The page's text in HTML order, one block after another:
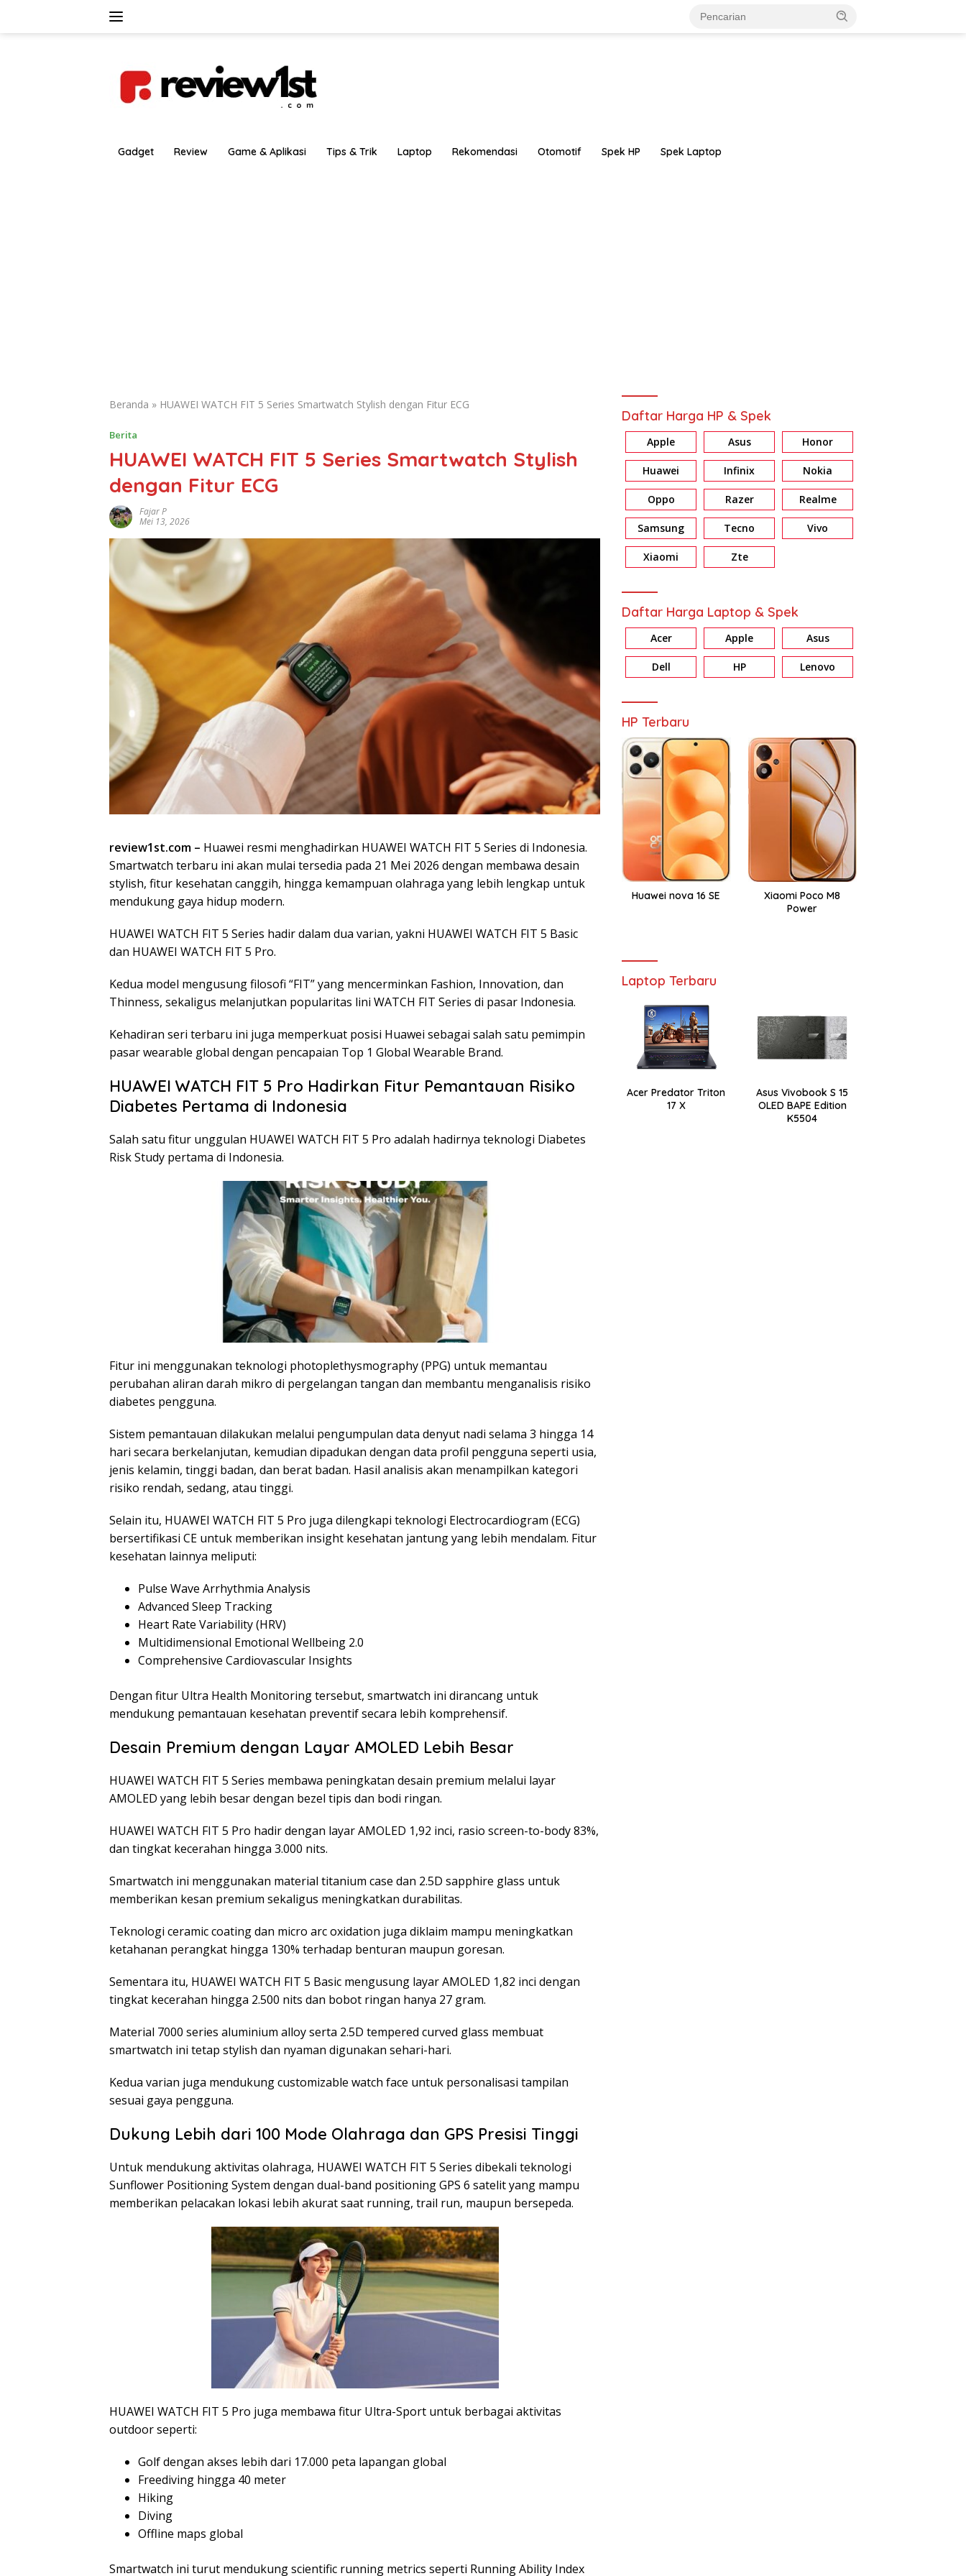
Gadget Review Game & Aplikasi Tips & Trik Laptop Rekomendasi Otomotif Spek HP Spek Laptop
Beranda » HUAWEI WATCH FIT 5 Series Smartwatch Stylish dengan Fitur ECG
Berita
HUAWEI WATCH FIT 5 Series Smartwatch Stylish
dengan Fitur ECG
Fajar P
Mei 13, 2026
review1st.com – Huawei resmi menghadirkan HUAWEI WATCH FIT 5 Series di Indonesia.
Smartwatch terbaru ini akan mulai tersedia pada 21 Mei 2026 dengan membawa desain
stylish, fitur kesehatan canggih, hingga kemampuan olahraga yang lebih lengkap untuk
mendukung gaya hidup modern.
HUAWEI WATCH FIT 5 Series hadir dalam dua varian, yakni HUAWEI WATCH FIT 5 Basic
dan HUAWEI WATCH FIT 5 Pro.
Kedua model mengusung filosofi “FIT” yang mencerminkan Fashion, Innovation, dan
Thinness, sekaligus melanjutkan popularitas lini WATCH FIT Series di pasar Indonesia.
Kehadiran seri terbaru ini juga memperkuat posisi Huawei sebagai salah satu pemimpin
pasar wearable global dengan pencapaian Top 1 Global Wearable Brand.
HUAWEI WATCH FIT 5 Pro Hadirkan Fitur Pemantauan Risiko
Diabetes Pertama di Indonesia
Salah satu fitur unggulan HUAWEI WATCH FIT 5 Pro adalah hadirnya teknologi Diabetes
Risk Study pertama di Indonesia.
Fitur ini menggunakan teknologi photoplethysmography (PPG) untuk memantau
perubahan aliran darah mikro di pergelangan tangan dan membantu menganalisis risiko
diabetes pengguna.
Sistem pemantauan dilakukan melalui pengumpulan data denyut nadi selama 3 hingga 14
hari secara berkelanjutan, kemudian dipadukan dengan data profil pengguna seperti usia,
jenis kelamin, tinggi badan, dan berat badan. Hasil analisis akan menampilkan kategori
risiko rendah, sedang, atau tinggi.
Selain itu, HUAWEI WATCH FIT 5 Pro juga dilengkapi teknologi Electrocardiogram (ECG)
bersertifikasi CE untuk memberikan insight kesehatan jantung yang lebih mendalam. Fitur
kesehatan lainnya meliputi:
Pulse Wave Arrhythmia Analysis
Advanced Sleep Tracking
Heart Rate Variability (HRV)
Multidimensional Emotional Wellbeing 2.0
Comprehensive Cardiovascular Insights
Dengan fitur Ultra Health Monitoring tersebut, smartwatch ini dirancang untuk
mendukung pemantauan kesehatan preventif secara lebih komprehensif.
Desain Premium dengan Layar AMOLED Lebih Besar
HUAWEI WATCH FIT 5 Series membawa peningkatan desain premium melalui layar
AMOLED yang lebih besar dengan bezel tipis dan bodi ringan.
HUAWEI WATCH FIT 5 Pro hadir dengan layar AMOLED 1,92 inci, rasio screen-to-body 83%,
dan tingkat kecerahan hingga 3.000 nits.
Smartwatch ini menggunakan material titanium case dan 2.5D sapphire glass untuk
memberikan kesan premium sekaligus meningkatkan durabilitas.
Teknologi ceramic coating dan micro arc oxidation juga diklaim mampu meningkatkan
ketahanan perangkat hingga 130% terhadap benturan maupun goresan.
Sementara itu, HUAWEI WATCH FIT 5 Basic mengusung layar AMOLED 1,82 inci dengan
tingkat kecerahan hingga 2.500 nits dan bobot ringan hanya 27 gram.
Material 7000 series aluminium alloy serta 2.5D tempered curved glass membuat
smartwatch ini tetap stylish dan nyaman digunakan sehari-hari.
Kedua varian juga mendukung customizable watch face untuk personalisasi tampilan
sesuai gaya pengguna.
Dukung Lebih dari 100 Mode Olahraga dan GPS Presisi Tinggi
Untuk mendukung aktivitas olahraga, HUAWEI WATCH FIT 5 Series dibekali teknologi
Sunflower Positioning System dengan dual-band positioning GPS 6 satelit yang mampu
memberikan pelacakan lokasi lebih akurat saat running, trail run, maupun bersepeda.
HUAWEI WATCH FIT 5 Pro juga membawa fitur Ultra-Sport untuk berbagai aktivitas
outdoor seperti:
Golf dengan akses lebih dari 17.000 peta lapangan global
Freediving hingga 40 meter
Hiking
Diving
Offline maps global
Smartwatch ini turut mendukung scientific running metrics seperti Running Ability Index
Daftar Harga HP & Spek
Apple Asus Honor
Huawei Infinix Nokia
Oppo Razer Realme
Samsung Tecno Vivo
Xiaomi Zte
Daftar Harga Laptop & Spek
Acer Apple Asus
Dell HP Lenovo
HP Terbaru
Huawei nova 16 SE
Xiaomi Poco M8
Power
Laptop Terbaru
Acer Predator Triton
17 X
Asus Vivobook S 15
OLED BAPE Edition
K5504